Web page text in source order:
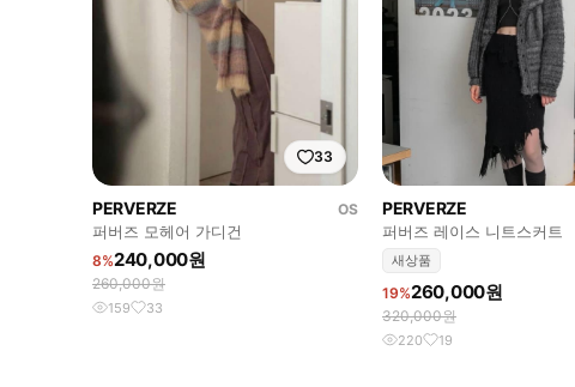
33
PERVERZE
OS
퍼버즈 모헤어 가디건
8%240,000원
260,000원
159 33
PERVERZE
퍼버즈 레이스 니트스커트
새상품
19%260,000원
320,000원
220 19